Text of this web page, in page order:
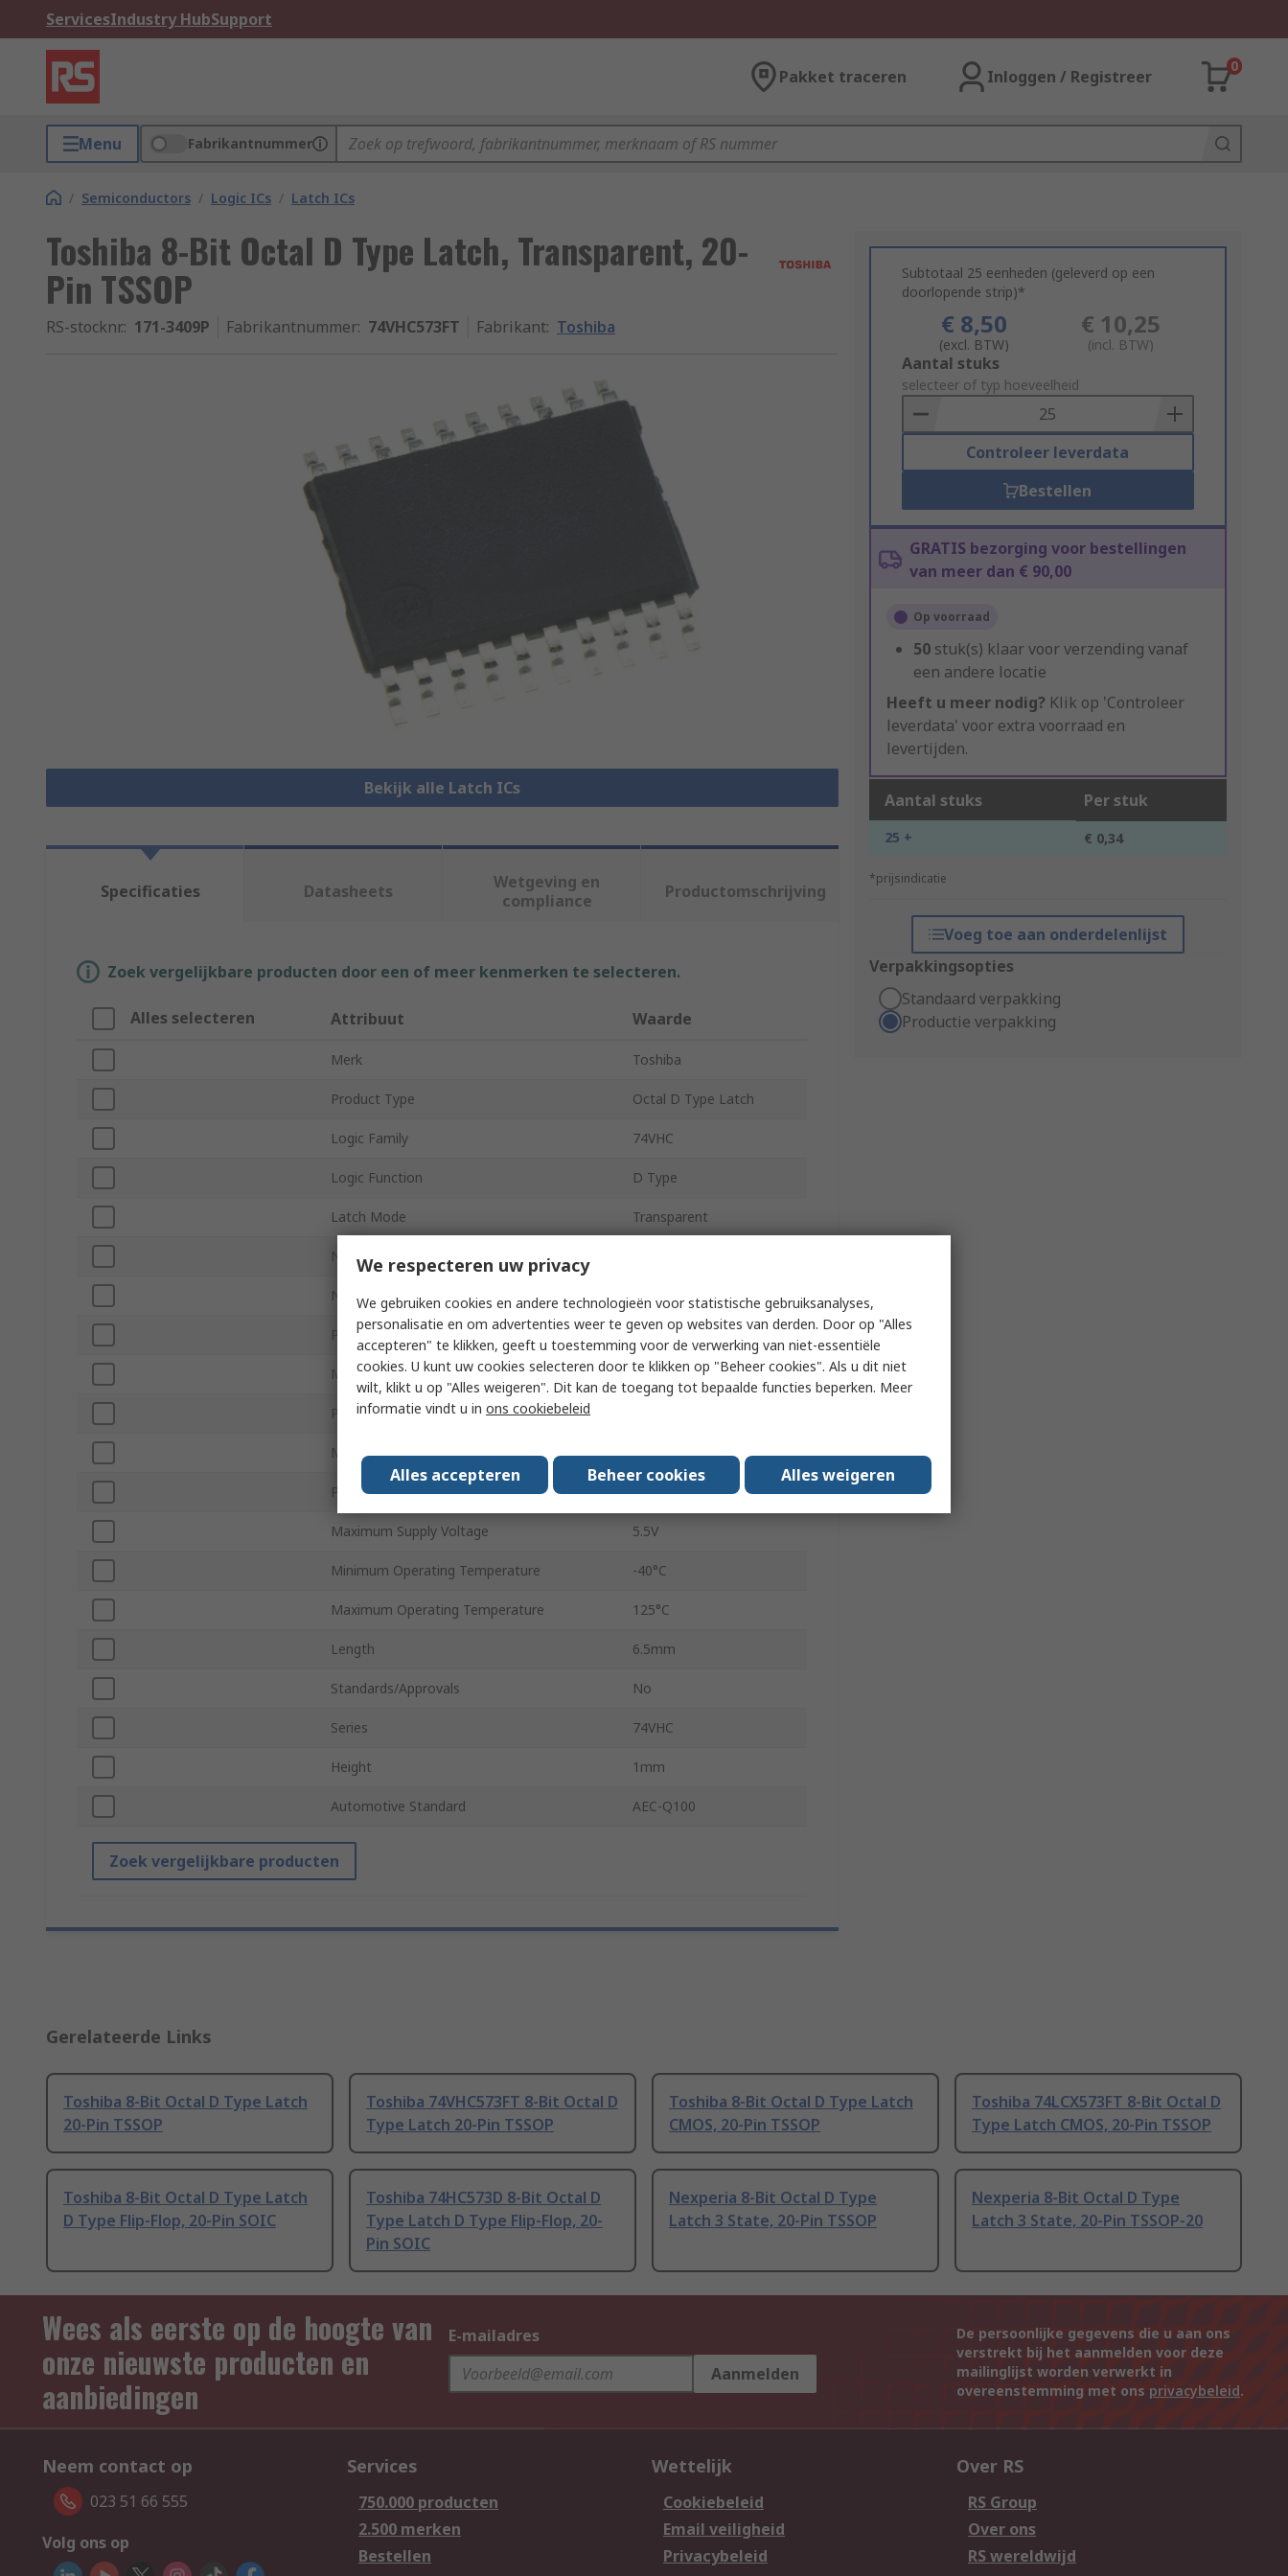
ServicesIndustry HubSupport
Pakket traceren Inloggen / Registreer
0
Menu Fabrikantnummer
/ Semiconductors / Logic ICs / Latch ICs
Toshiba 8-Bit Octal D Type Latch, Transparent, 20-
Pin TSSOP
RS-stocknr.: 171-3409P Fabrikantnummer: 74VHC573FT Fabrikant: Toshiba
Bekijk alle Latch ICs
Subtotaal 25 eenheden (geleverd op een
doorlopende strip)*
€ 8,50
(excl. BTW)
€ 10,25
(incl. BTW)
Add
to
Basket
Aantal stuks
selecteer of typ hoeveelheid
Controleer leverdata
Bestellen
GRATIS bezorging voor bestellingen
van meer dan € 90,00
Op voorraad
50 stuk(s) klaar voor verzending vanaf
een andere locatie
Heeft u meer nodig? Klik op 'Controleer
leverdata' voor extra voorraad en
levertijden.
Aantal stuks Per stuk
25 + € 0,34
*prijsindicatie
Voeg toe aan onderdelenlijst
Verpakkingsopties
Standaard verpakking
Productie verpakking
Specificaties Datasheets
Wetgeving en
compliance
Productomschrijving
Zoek vergelijkbare producten door een of meer kenmerken te selecteren.
Alles selecteren Attribuut Waarde
Merk Toshiba
Product Type Octal D Type Latch
Logic Family 74VHC
Logic Function D Type
Latch Mode Transparent
Number of Bits
Number of Channels 8
Polarity Inverting
Mount Type Surface
Package Type
Minimum Supply Voltage 2V
Pin Count 20
Maximum Supply Voltage 5.5V
Minimum Operating Temperature -40°C
Maximum Operating Temperature 125°C
Length 6.5mm
Standards/Approvals No
Series 74VHC
Height 1mm
Automotive Standard AEC-Q100
Zoek vergelijkbare producten
Gerelateerde Links
Toshiba 8-Bit Octal D Type Latch
20-Pin TSSOP
Toshiba 74VHC573FT 8-Bit Octal D
Type Latch 20-Pin TSSOP
Toshiba 8-Bit Octal D Type Latch
CMOS, 20-Pin TSSOP
Toshiba 74LCX573FT 8-Bit Octal D
Type Latch CMOS, 20-Pin TSSOP
Toshiba 8-Bit Octal D Type Latch
D Type Flip-Flop, 20-Pin SOIC
Toshiba 74HC573D 8-Bit Octal D
Type Latch D Type Flip-Flop, 20-
Pin SOIC
Nexperia 8-Bit Octal D Type
Latch 3 State, 20-Pin TSSOP
Nexperia 8-Bit Octal D Type
Latch 3 State, 20-Pin TSSOP-20
Wees als eerste op de hoogte van
onze nieuwste producten en
aanbiedingen
E-mailadres
Aanmelden
De persoonlijke gegevens die u aan ons
verstrekt bij het aanmelden voor deze
mailinglijst worden verwerkt in
overeenstemming met ons privacybeleid.
Neem contact op
023 51 66 555
Volg ons op
Services
750.000 producten
2.500 merken
Bestellen
Wettelijk
Cookiebeleid
Email veiligheid
Privacybeleid
Over RS
RS Group
Over ons
RS wereldwijd
We respecteren uw privacy
We gebruiken cookies en andere technologieën voor statistische gebruiksanalyses,
personalisatie en om advertenties weer te geven op websites van derden. Door op "Alles
accepteren" te klikken, geeft u toestemming voor de verwerking van niet-essentiële
cookies. U kunt uw cookies selecteren door te klikken op "Beheer cookies". Als u dit niet
wilt, klikt u op "Alles weigeren". Dit kan de toegang tot bepaalde functies beperken. Meer
informatie vindt u in ons cookiebeleid
Alles accepteren Beheer cookies Alles weigeren